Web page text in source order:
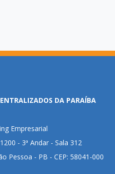
DA PARAÍBA
Empresarial
- 3ª Andar - Sala 312
Pessoa - PB - CEP: 58041-000